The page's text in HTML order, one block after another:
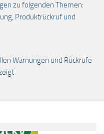
zu folgenden Themen:
Produktrückruf und
Warnungen und Rückrufe